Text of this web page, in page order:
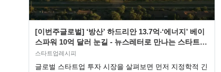
[이번주글로벌] ‘방산’ 하드리안 13.7억‧‘에너지’ 베이
스파워 10억 달러 눈길 - 뉴스레터로 만나는 스타트업
투자 리포트 ‘스타트업레시피’
스타트업레시피
글로벌 스타트업 투자 시장을 살펴보면 먼저 지정학적 긴